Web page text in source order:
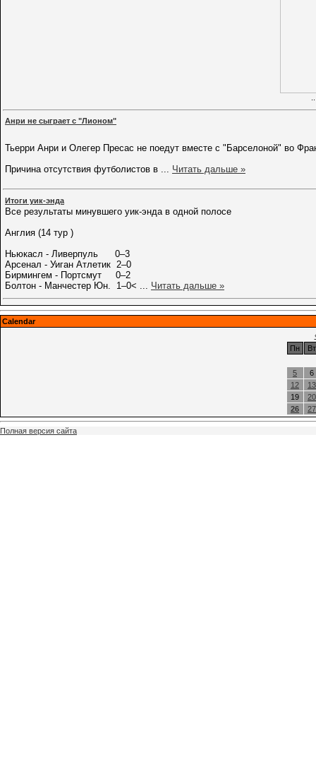
Анри не сыграет с "Лионом"
Тьерри Анри и Олегер Пресас не поедут вместе с "Барселоной" во
Причина отсутствия футболистов в
Читать дальше »
Итоги уик-энда
Все результаты минувшего уик-энда в одной полосе
Англия (14 тур )
Ньюкасл - Ливерпуль 0–3
Арсенал - Уиган Атлетик 2–0
Бирмингем - Портсмут 0–2
Болтон - Манчестер Юн. 1–0<
Читать дальше »
Calendar
Пн
Вт
5
6
12
13
19
20
26
27
Полная версия сайта